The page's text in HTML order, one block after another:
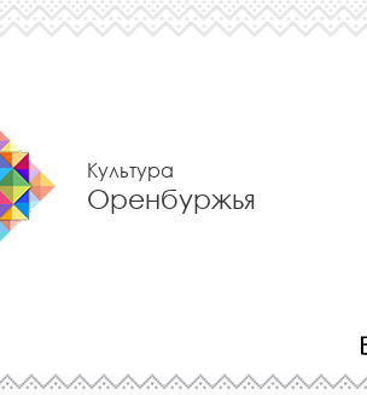
Культура
Оренбуржья